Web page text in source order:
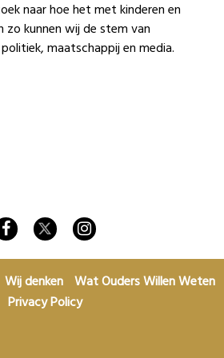
naar hoe het met kinderen en
zo kunnen wij de stem van
maatschappij en media.
Wij denken Wat Ouders Willen Weten
Privacy Policy